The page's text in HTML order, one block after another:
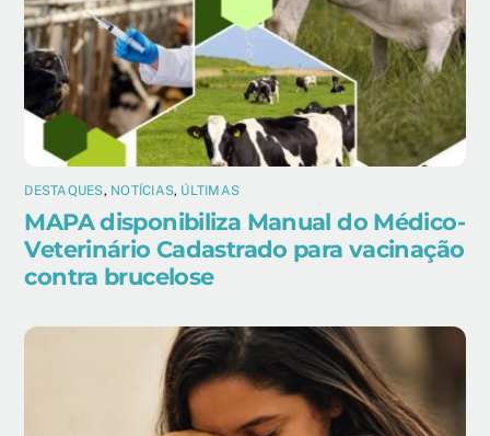
DESTAQUES, NOTÍCIAS, ÚLTIMAS
MAPA disponibiliza Manual do Médico-
Veterinário Cadastrado para vacinação
contra brucelose